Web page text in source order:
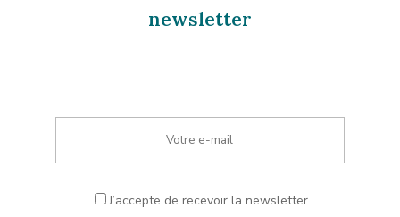
newsletter
J’accepte de recevoir la newsletter